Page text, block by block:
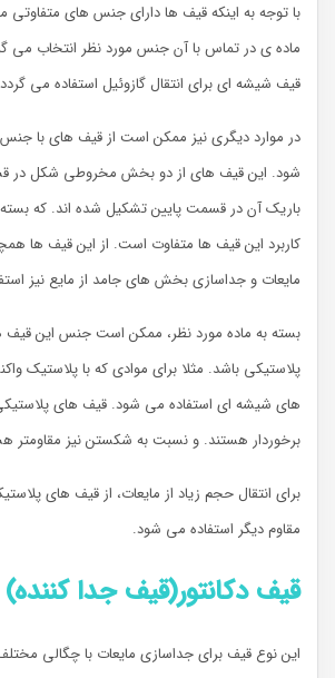
با توجه به اینکه قیف ها دارای جنس های متفاوتی
ماده ی در تماس با آن جنس مورد نظر انتخاب می
قیف شیشه ای برای انتقال گازوئیل استفاده می
در موارد دیگری نیز ممکن است از قیف های با جنس
شود. این قیف های از دو بخش مخروطی شکل در
باریک آن در قسمت پایین تشکیل شده اند. که
کاربرد این قیف ها متفاوت است. از این قیف ها
مایعات و جداسازی بخش های جامد از مایع نیز
بسته به ماده مورد نظر، ممکن است جنس این قیف
پلاستیکی باشد. مثلا برای موادی که با پلاستیک
های شیشه ای استفاده می شود. قیف های پلاستیکی،
برخوردار هستند. و نسبت به شکستن نیز مقاومتر
برای انتقال حجم زیاد از مایعات، از قیف های
مقاوم دیگر استفاده می شود.
قیف دکانتور(قیف جدا کننده)
این نوع قیف برای جداسازی مایعات با چگالی